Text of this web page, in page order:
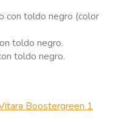
con toldo negro (color
toldo negro.
toldo negro.